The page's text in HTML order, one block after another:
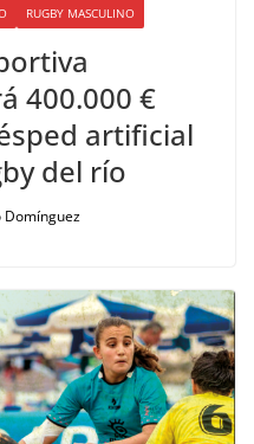
RUGBY MASCULINO
400.000 €
artificial
del río
Domínguez